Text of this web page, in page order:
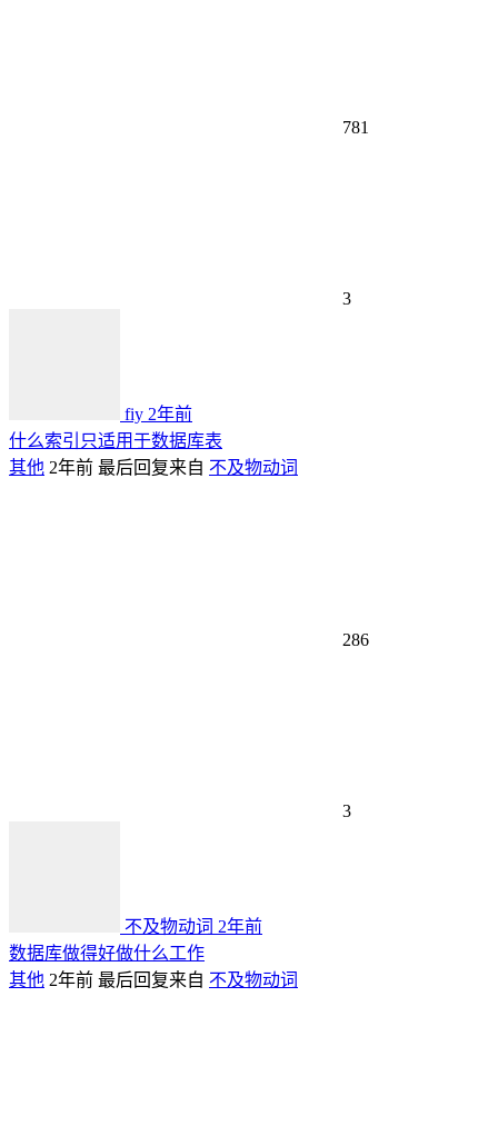
781
3
fiy 2年前
什么索引只适用于数据库表
其他 2年前 最后回复来自 不及物动词
286
3
不及物动词 2年前
数据库做得好做什么工作
其他 2年前 最后回复来自 不及物动词